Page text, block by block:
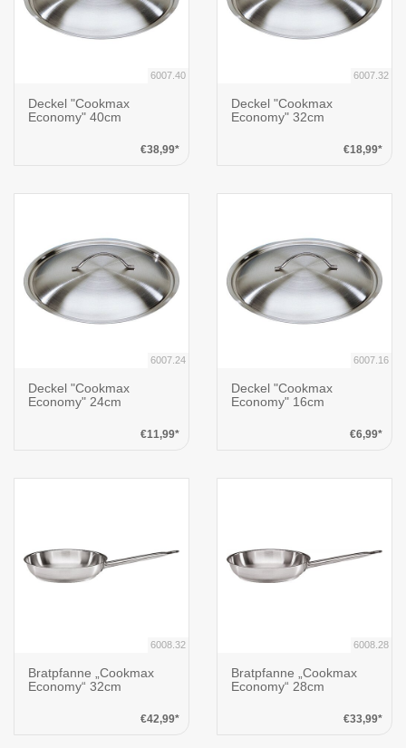
6007.40
Deckel "Cookmax
Economy" 40cm
€38,99*
6007.32
Deckel "Cookmax
Economy" 32cm
€18,99*
6007.24
Deckel "Cookmax
Economy" 24cm
€11,99*
6007.16
Deckel "Cookmax
Economy" 16cm
€6,99*
6008.32
Bratpfanne „Cookmax
Economy“ 32cm
€42,99*
6008.28
Bratpfanne „Cookmax
Economy“ 28cm
€33,99*